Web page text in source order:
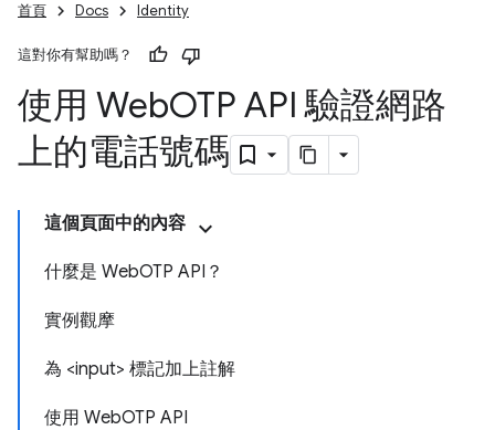
首頁 Docs Identity
這對你有幫助嗎？
使用 WebOTP API 驗證網路
上的電話號碼
這個頁面中的內容
什麼是 WebOTP API？
實例觀摩
為 <input> 標記加上註解
使用 WebOTP API